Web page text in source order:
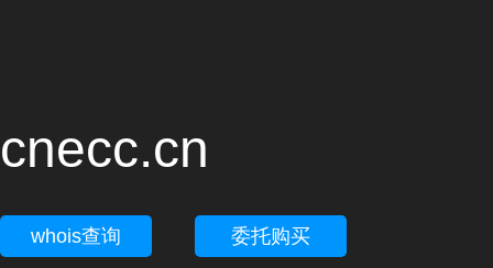
cnecc.cn
whois查询 委托购买